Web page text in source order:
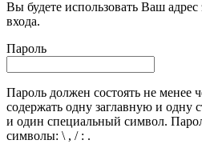
Вы будете использовать Ваш
входа.
Пароль
Пароль должен состоять не менее
содержать одну заглавную и одну
и один специальный символ.
символы: \ , / : .